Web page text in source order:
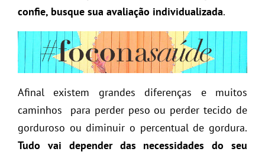
confie, busque sua avaliação individualizada.
Afinal existem grandes diferenças e muitos
caminhos para perder peso ou perder tecido de
gorduroso ou diminuir o percentual de gordura.
Tudo vai depender das necessidades do seu